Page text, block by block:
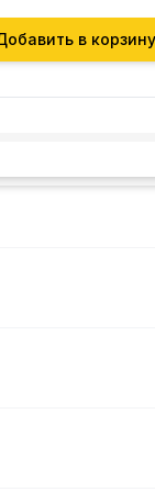
с
виде
в корзину